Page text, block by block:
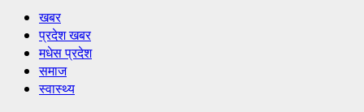
खबर
प्रदेश खबर
मधेस प्रदेश
समाज
स्वास्थ्य